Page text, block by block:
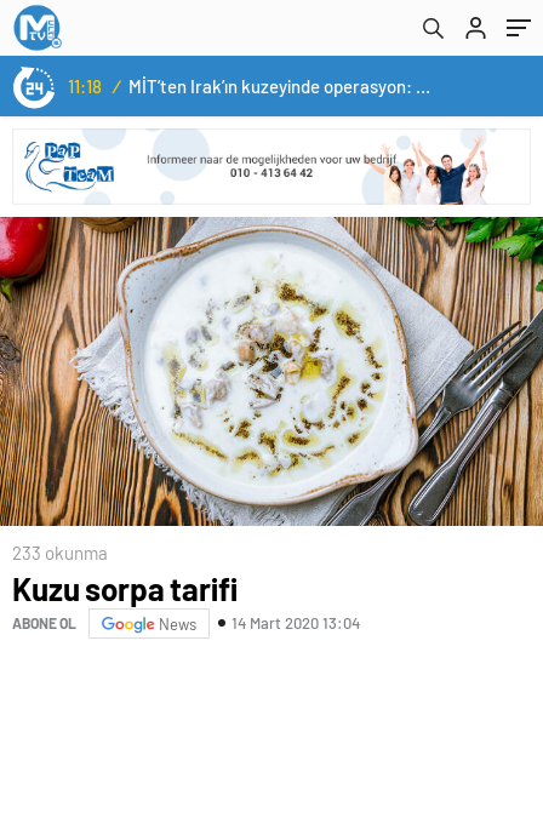
11:18 / MİT’ten Irak’ın kuzeyinde operasyon: Ramazan Güneş Türkiye’ye getirildi
233 okunma
Kuzu sorpa tarifi
ABONE OL News 14 Mart 2020 13:04